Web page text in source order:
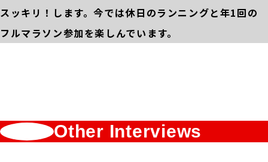
スッキリ！します。今では休日のランニングと年1回の
フルマラソン参加を楽しんでいます。
Other Interviews